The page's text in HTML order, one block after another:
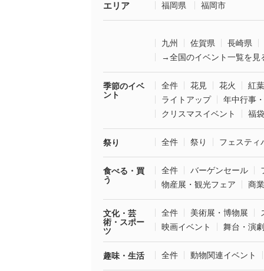
エリア 福岡県 福岡市
九州 佐賀県
長崎県
→全国のイベント一覧を見
季節のイベ
ント
全件 花見 花火
紅葉
ライトアップ
年中行事
クリスマスイベント
福
祭り 全件 祭り フェスティ
食べる・買
う
全件 バーゲンセール
物産展・観光フェア
商
文化・芸
術・スポー
ツ
全件 美術展・博物展
映画イベント
舞台・演劇
趣味・生活 全件 動物関連イベント